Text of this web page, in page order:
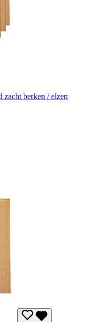
zacht berken / elzen